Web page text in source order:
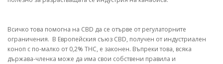
Всичко това помогна на CBD да се отърве от регулаторните
ограничения. В Европейския съюз CBD, получен от индустриален
коноп с по-малко от 0,2% THC, е законен. Въпреки това, всяка
държава-членка може да има свои собствени правила и